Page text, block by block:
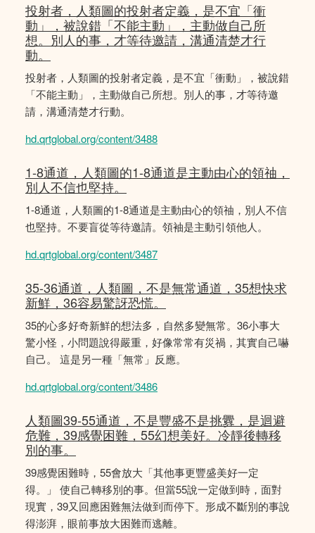
投射者，人類圖的投射者定義，是不宜「衝
動」，被說錯「不能主動」，主動做自己所
想。別人的事，才等待邀請，溝通清楚才行
動。
投射者，人類圖的投射者定義，是不宜「衝動」，被說錯
「不能主動」，主動做自己所想。別人的事，才等待邀
請，溝通清楚才行動。
hd.qrtglobal.org/content/3488
1-8通道，人類圖的1-8通道是主動由心的領䄂，
別人不信也堅持。
1-8通道，人類圖的1-8通道是主動由心的領䄂，別人不信
也堅持。不要盲從等待邀請。領袖是主動引領他人。
hd.qrtglobal.org/content/3487
35-36通道，人類圖，不是無常通道，35想快求
新鮮，36容易驚訝恐慌。
35的心多好奇新鮮的想法多，自然多變無常。36小事大
驚小怪，小問題說得嚴重，好像常常有災禍，其實自己嚇
自己。 這是另一種「無常」反應。
hd.qrtglobal.org/content/3486
人類圖39-55通道，不是豐盛不是挑釁，是迴避
危難，39感覺困難，55幻想美好。冷靜後轉移
別的事。
39感覺困難時，55會放大「其他事更豐盛美好一定
得。」 使自己轉移別的事。但當55說一定做到時，面對
現實，39又回應困難無法做到而停下。形成不斷別的事說
得澎湃，眼前事放大困難而逃離。